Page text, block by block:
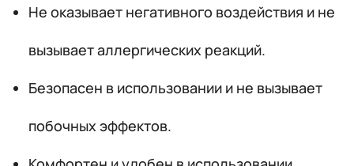
Не оказывает негативного воздействия и не
вызывает аллергических реакций.
Безопасен в использовании и не вызывает
побочных эффектов.